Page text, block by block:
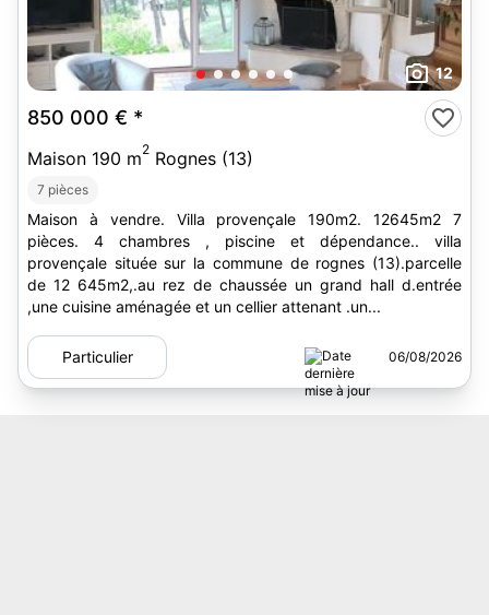
12
850 000 € *
Maison 190 m2 Rognes (13)
7 pièces
Maison à vendre. Villa provençale 190m2. 12645m2 7
pièces. 4 chambres , piscine et dépendance.. villa
provençale située sur la commune de rognes (13).parcelle
de 12 645m2,.au rez de chaussée un grand hall d.entrée
,une cuisine aménagée et un cellier attenant .un...
Particulier 06/08/2026